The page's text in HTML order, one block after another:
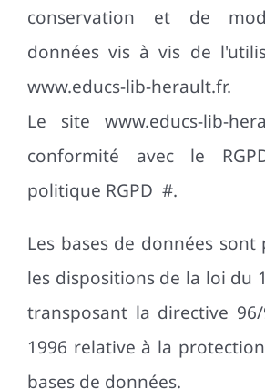
conservation et de
données vis à vis de
www.educs-lib-herault.fr.
Le site www.educs-lib-
conformité avec le
politique RGPD #.
Les bases de données
les dispositions de la loi du
transposant la directive
1996 relative à la
bases de données.